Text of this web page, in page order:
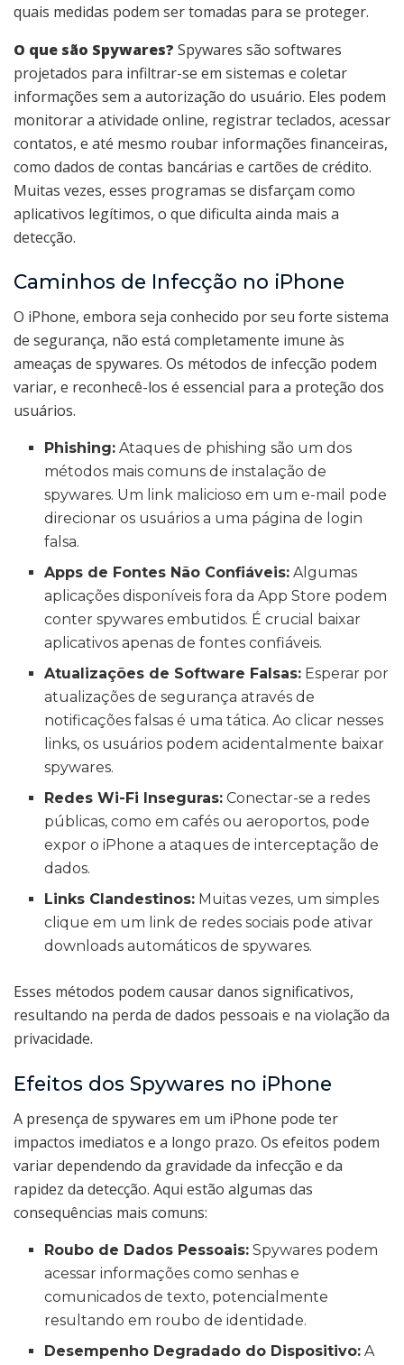
quais medidas podem ser tomadas para se proteger.
O que são Spywares? Spywares são softwares
projetados para infiltrar-se em sistemas e coletar
informações sem a autorização do usuário. Eles podem
monitorar a atividade online, registrar teclados, acessar
contatos, e até mesmo roubar informações financeiras,
como dados de contas bancárias e cartões de crédito.
Muitas vezes, esses programas se disfarçam como
aplicativos legítimos, o que dificulta ainda mais a
detecção.
Caminhos de Infecção no iPhone
O iPhone, embora seja conhecido por seu forte sistema
de segurança, não está completamente imune às
ameaças de spywares. Os métodos de infecção podem
variar, e reconhecê-los é essencial para a proteção dos
usuários.
Phishing: Ataques de phishing são um dos
métodos mais comuns de instalação de
spywares. Um link malicioso em um e-mail pode
direcionar os usuários a uma página de login
falsa.
Apps de Fontes Não Confiáveis: Algumas
aplicações disponíveis fora da App Store podem
conter spywares embutidos. É crucial baixar
aplicativos apenas de fontes confiáveis.
Atualizações de Software Falsas: Esperar por
atualizações de segurança através de
notificações falsas é uma tática. Ao clicar nesses
links, os usuários podem acidentalmente baixar
spywares.
Redes Wi-Fi Inseguras: Conectar-se a redes
públicas, como em cafés ou aeroportos, pode
expor o iPhone a ataques de interceptação de
dados.
Links Clandestinos: Muitas vezes, um simples
clique em um link de redes sociais pode ativar
downloads automáticos de spywares.
Esses métodos podem causar danos significativos,
resultando na perda de dados pessoais e na violação da
privacidade.
Efeitos dos Spywares no iPhone
A presença de spywares em um iPhone pode ter
impactos imediatos e a longo prazo. Os efeitos podem
variar dependendo da gravidade da infecção e da
rapidez da detecção. Aqui estão algumas das
consequências mais comuns:
Roubo de Dados Pessoais: Spywares podem
acessar informações como senhas e
comunicados de texto, potencialmente
resultando em roubo de identidade.
Desempenho Degradado do Dispositivo: A